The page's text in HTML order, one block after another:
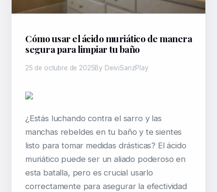
Cómo usar el ácido muriático de manera
segura para limpiar tu baño
25 de octubre de 2025By DeiviSanzPlay
¿Estás luchando contra el sarro y las
manchas rebeldes en tu baño y te sientes
listo para tomar medidas drásticas? El ácido
muriático puede ser un aliado poderoso en
esta batalla, pero es crucial usarlo
correctamente para asegurar la efectividad